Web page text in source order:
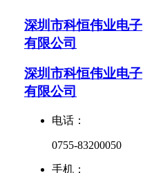
深圳市科恒伟业电子
有限公司
深圳市科恒伟业电子
有限公司
电话：
0755-83200050
手机：